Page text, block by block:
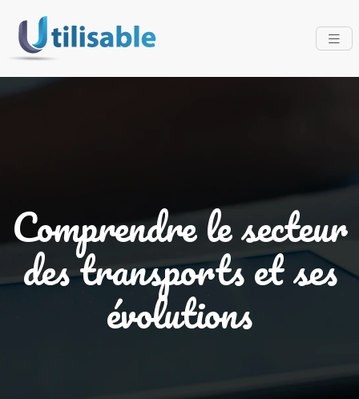
Comprendre le secteur
des transports et ses
évolutions